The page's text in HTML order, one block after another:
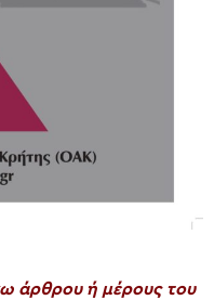
άρθρου ή μέρους του